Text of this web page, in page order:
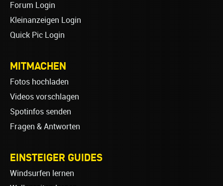
Forum Login
Kleinanzeigen Login
Quick Pic Login
MITMACHEN
Fotos hochladen
Videos vorschlagen
Spotinfos senden
Fragen & Antworten
EINSTEIGER GUIDES
Windsurfen lernen